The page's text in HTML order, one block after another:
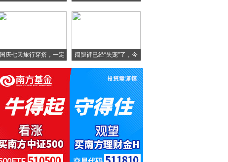
国庆七天旅行穿搭，一定
要
阔腿裤已经“失宠”了，今